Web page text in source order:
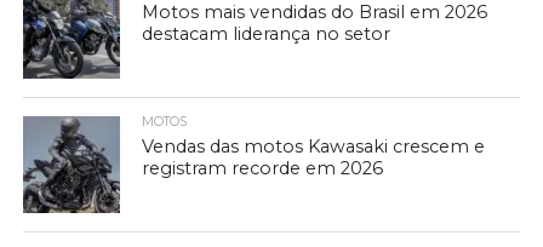
Motos mais vendidas do Brasil em 2026
destacam liderança no setor
MOTOS
Vendas das motos Kawasaki crescem e
registram recorde em 2026